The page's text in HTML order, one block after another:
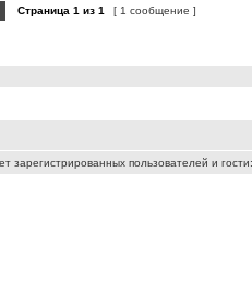
Страница 1 из 1 [ 1 сообщение ]
зарегистрированных пользователей и